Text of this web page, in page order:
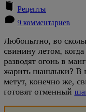
Рецепты
9 комментариев
Любопытно, во
свинину летом,
разводят огонь в
жарить шашлыки? В
метут, конечно же,
готовят отменный